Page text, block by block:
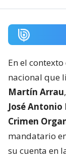
En el
nacional que
Martín Arrau
José Antonio
Crimen
mandatario
su cuenta en